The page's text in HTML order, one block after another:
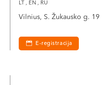
LT , EN , RU
Vilnius, S. Žukausko g. 19
E-registracija